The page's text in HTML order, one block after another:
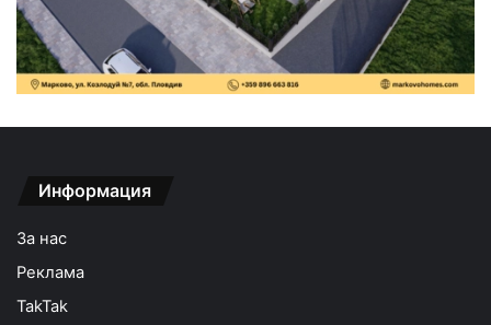
Информация
За нас
Реклама
TakTak